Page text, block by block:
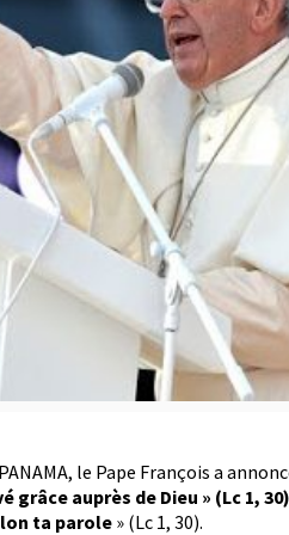
le Pape François a
auprès de Dieu » (Lc 1,
ta parole » (Lc 1, 30).